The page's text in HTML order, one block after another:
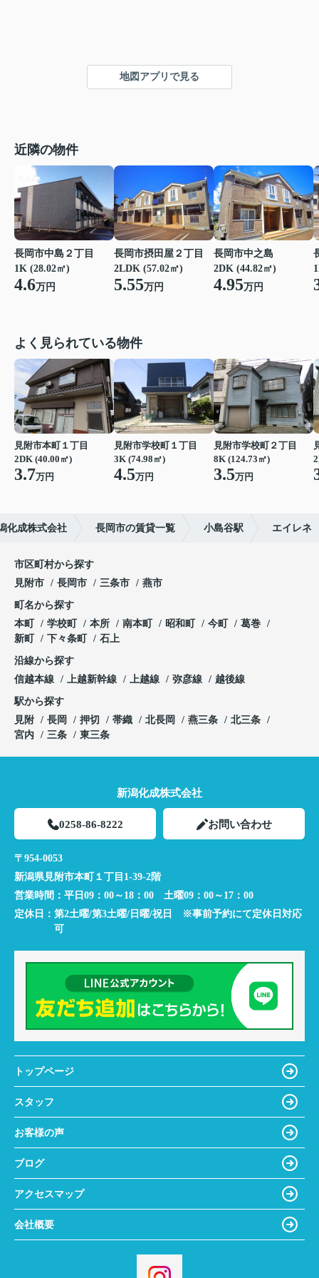
地図アプリで見る
近隣の物件
長岡市中島２丁目
1K (28.02㎡)
4.6万円
長岡市摂田屋２丁目
2LDK (57.02㎡)
5.55万円
長岡市中之島
2DK (44.82㎡)
4.95万円
よく見られている物件
見附市本町１丁目
2DK (40.00㎡)
3.7万円
見附市学校町１丁目
3K (74.98㎡)
4.5万円
見附市学校町２丁目
8K (124.73㎡)
3.5万円
化成株式会社 長岡市の賃貸一覧 小島谷駅 エイレネ
市区町村から探す
見附市
長岡市 三条市 燕市
町名から探す
本町
学校町 本所 南本町 昭和町 今町
葛巻
新町
下々条町 石上
沿線から探す
信越本線
上越新幹線 上越線 弥彦線 越後線
駅から探す
見附
長岡 押切 帯織 北長岡 燕三条
北三条
宮内
三条 東三条
新潟化成株式会社
0258-86-8222 お問い合わせ
〒954-0053
新潟県見附市本町１丁目1-39-2階
営業時間： 平日09：00～18：00 土曜09：00～17：00
定休日： 第2土曜/第3土曜/日曜/祝日 ※事前予約にて定休日対応
可
トップページ
スタッフ
お客様の声
ブログ
アクセスマップ
会社概要